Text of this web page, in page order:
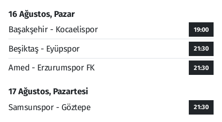
16 Ağustos, Pazar
Başakşehir - Kocaelispor
19:00
Beşiktaş - Eyüpspor 21:30
Amed - Erzurumspor FK 21:30
17 Ağustos, Pazartesi
Samsunspor - Göztepe
21:30